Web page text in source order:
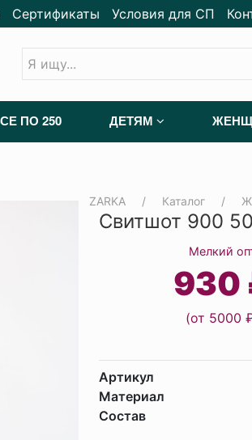
Сертификаты Условия для СП
ПО 250 ДЕТЯМ
ZARKA Каталог
Свитшот 900
Мелкий
930
(от 5000
Артикул
Материал
Состав